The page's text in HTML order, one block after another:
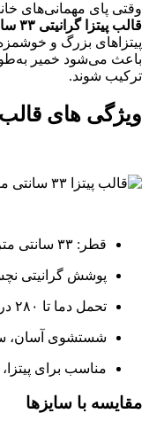
وقتی پای مهمانی‌های
قالب پیتزا گرانیتی ۳۳ سانتی متر هپی رویال
پیتزاهای بزرگ و
باعث می‌شود خمیر
ترکیب شوند.
ویژگی های قالب پیتزا ۳۳
قطر: ۳۳ سانتی متر (مناسب برای ۶–۷ نفر)
پوشش گرانیتی
تحمل دما تا ۲۸۰ درجه سانتی‌گراد
شستشوی آسان،
مناسب برای
مقایسه با سایزها